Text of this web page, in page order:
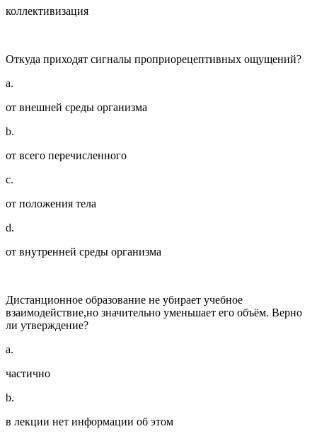
коллективизация
Откуда приходят сигналы проприорецептивных ощущений?
a.
от внешней среды организма
b.
от всего перечисленного
c.
от положения тела
d.
от внутренней среды организма
Дистанционное образование не убирает учебное
взаимодействие,но значительно уменьшает его объём. Верно
ли утверждение?
a.
частично
b.
в лекции нет информации об этом